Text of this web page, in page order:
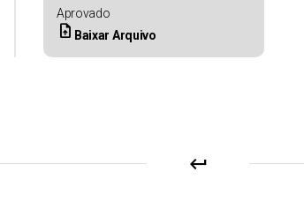
Aprovado
upload_file Baixar Arquivo
keyboard_return